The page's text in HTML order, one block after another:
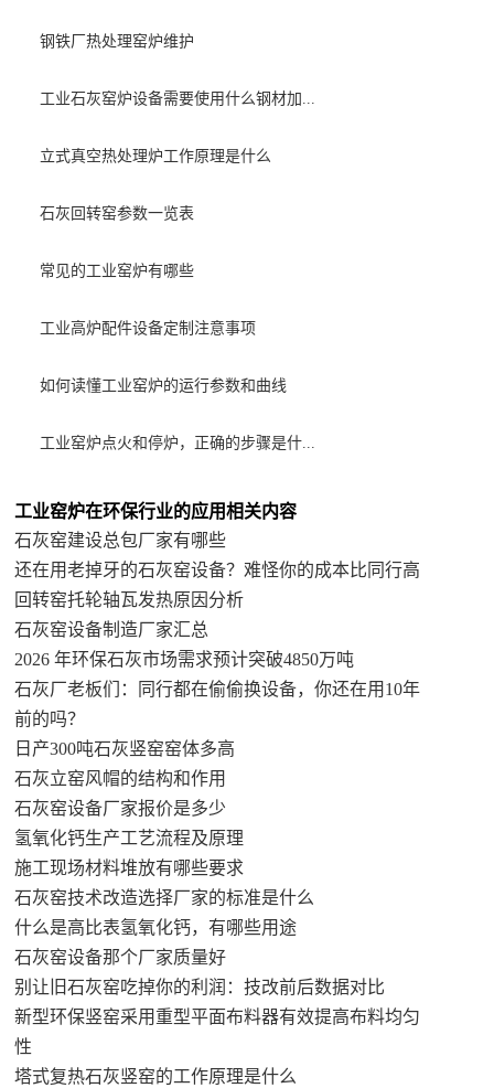
钢铁厂热处理窑炉维护
工业石灰窑炉设备需要使用什么钢材加...
立式真空热处理炉工作原理是什么
石灰回转窑参数一览表
常见的工业窑炉有哪些
工业高炉配件设备定制注意事项
如何读懂工业窑炉的运行参数和曲线
工业窑炉点火和停炉，正确的步骤是什...
工业窑炉在环保行业的应用相关内容
石灰窑建设总包厂家有哪些
还在用老掉牙的石灰窑设备？难怪你的成本比同行高
回转窑托轮轴瓦发热原因分析
石灰窑设备制造厂家汇总
2026 年环保石灰市场需求预计突破4850万吨
石灰厂老板们：同行都在偷偷换设备，你还在用10年
前的吗？
日产300吨石灰竖窑窑体多高
石灰立窑风帽的结构和作用
石灰窑设备厂家报价是多少
氢氧化钙生产工艺流程及原理
施工现场材料堆放有哪些要求
石灰窑技术改造选择厂家的标准是什么
什么是高比表氢氧化钙，有哪些用途
石灰窑设备那个厂家质量好
别让旧石灰窑吃掉你的利润：技改前后数据对比
新型环保竖窑采用重型平面布料器有效提高布料均匀
性
塔式复热石灰竖窑的工作原理是什么